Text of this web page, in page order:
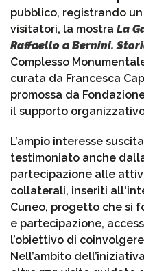
pubblico, registrando
visitatori, la mostra La
Raffaello a Bernini.
Complesso
curata da Francesca
promossa da
il supporto
L’ampio interesse
testimoniato anche
partecipazione alle
collaterali, inseriti
Cuneo, progetto che si
e partecipazione,
l’obiettivo di
Nell’ambito